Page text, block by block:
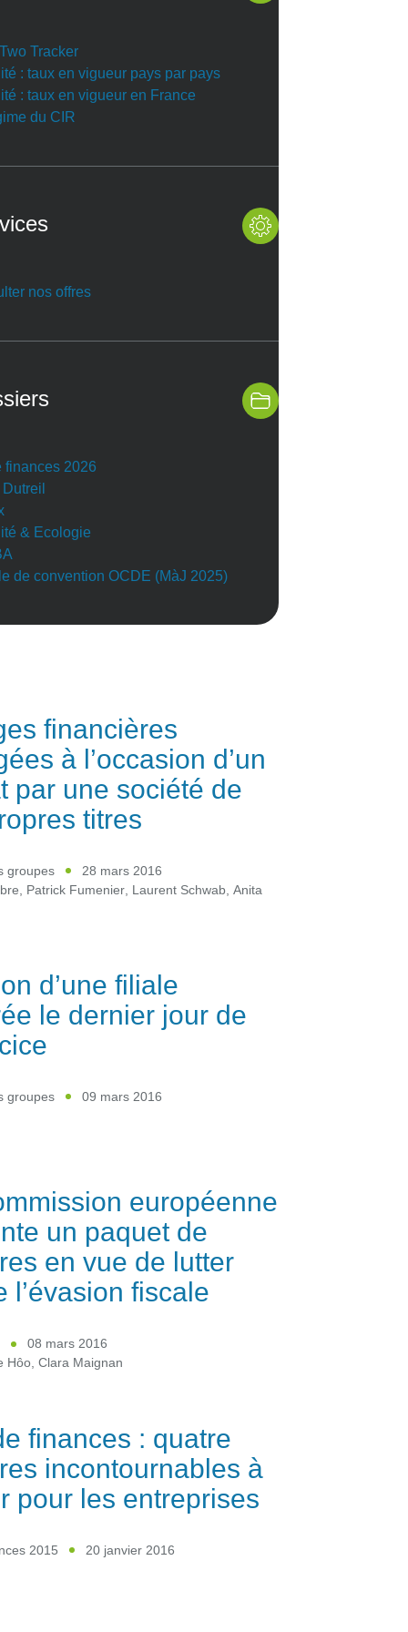
Tracker
: taux en vigueur pays par pays
: taux en vigueur en France
du CIR
nos offres
finances 2026
& Ecologie
de convention OCDE (MàJ 2025)
financières
à l’occasion d’un
par une société de
titres
groupes
28 mars 2016
, Patrick Fumenier, Laurent Schwab,Anita
d’une filiale
le dernier jour de
groupes 09 mars 2016
européenne
un paquet de
en vue de lutter
l’évasion fiscale
08 mars 2016
Hôo,Clara Maignan
finances : quatre
incontournables à
pour les entreprises
2015 20 janvier 2016